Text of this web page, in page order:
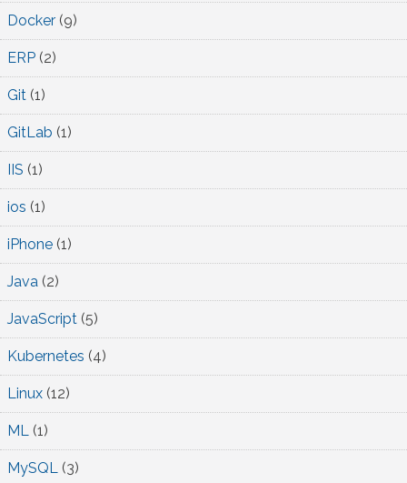
Docker (9)
ERP (2)
Git (1)
GitLab (1)
IIS (1)
ios (1)
iPhone (1)
Java (2)
JavaScript (5)
Kubernetes (4)
Linux (12)
ML (1)
MySQL (3)